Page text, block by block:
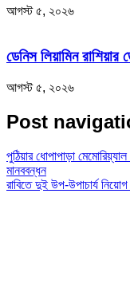
আগস্ট ৫, ২০২৬
ডেনিস লিয়ামিন রাশিয়ার
আগস্ট ৫, ২০২৬
Post
পুঠিয়ার ধোপাপাড়া
মানববন্ধন
রাবিতে দুই উপ-উপাচার্য নিয়োগ